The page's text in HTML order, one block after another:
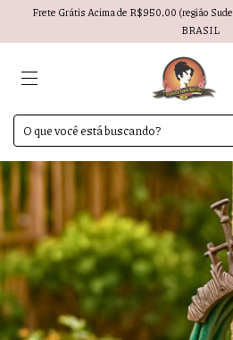
Frete Grátis Acima de R$950,00 (região
BRASIL